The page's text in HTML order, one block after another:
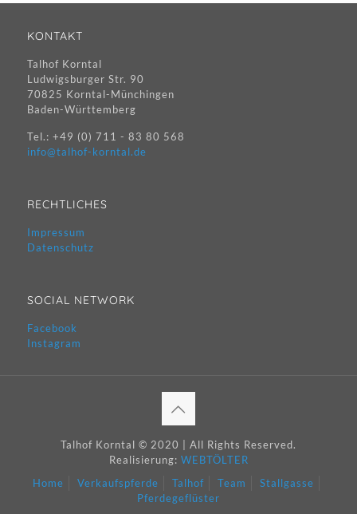
KONTAKT
Talhof Korntal
Ludwigsburger Str. 90
70825 Korntal-Münchingen
Baden-Württemberg
Tel.: +49 (0) 711 - 83 80 568
info@talhof-korntal.de
RECHTLICHES
Impressum
Datenschutz
SOCIAL NETWORK
Facebook
Instagram
Talhof Korntal © 2020 | All Rights Reserved.
Realisierung: WEBTÖLTER
Home
Verkaufspferde Talhof Team
Stallgasse
Pferdegeflüster